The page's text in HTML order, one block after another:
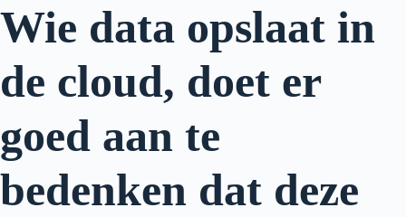
Wie data opslaat in
de cloud, doet er
goed aan te
bedenken dat deze